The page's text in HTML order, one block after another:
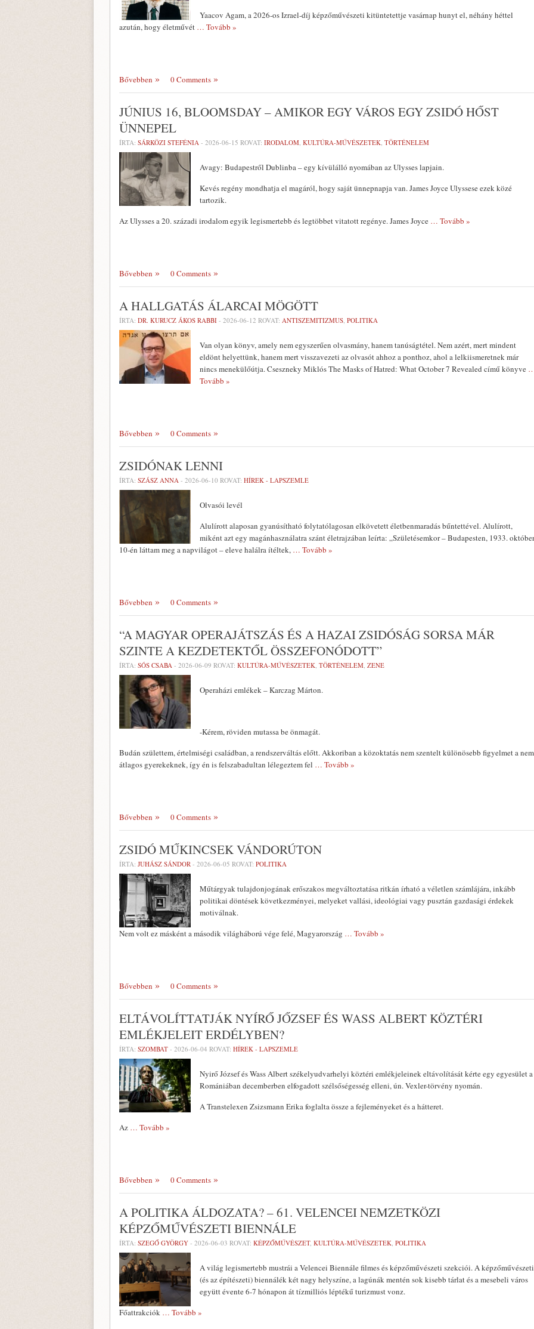
Yaacov Agam, a 2026-os Izrael-díj képzőművészeti kitüntetettje vasárnap hunyt el, néhány héttel
azután, hogy életművét … Tovább »
Bővebben 0 Comments
JÚNIUS 16, BLOOMSDAY – AMIKOR EGY VÁROS EGY ZSIDÓ HŐST
ÜNNEPEL
ÍRTA: SÁRKÖZI STEFÉNIA - 2026-06-15 ROVAT: IRODALOM, KULTÚRA-MŰVÉSZETEK, TÖRTÉNELEM
Avagy: Budapestről Dublinba – egy kívülálló nyomában az Ulysses lapjain.
Kevés regény mondhatja el magáról, hogy saját ünnepnapja van. James Joyce Ulyssese ezek közé
tartozik.
Az Ulysses a 20. századi irodalom egyik legismertebb és legtöbbet vitatott regénye. James Joyce … Tovább »
Bővebben 0 Comments
A HALLGATÁS ÁLARCAI MÖGÖTT
ÍRTA: DR. KURUCZ ÁKOS RABBI - 2026-06-12 ROVAT: ANTISZEMITIZMUS, POLITIKA
Van olyan könyv, amely nem egyszerűen olvasmány, hanem tanúságtétel. Nem azért, mert mindent
eldönt helyettünk, hanem mert visszavezeti az olvasót ahhoz a ponthoz, ahol a lelkiismeretnek már
nincs menekülőútja. Cseszneky Miklós The Masks of Hatred: What October 7 Revealed című könyve
Tovább »
Bővebben 0 Comments
ZSIDÓNAK LENNI
ÍRTA: SZÁSZ ANNA - 2026-06-10 ROVAT: HÍREK - LAPSZEMLE
Olvasói levél
Alulírott alaposan gyanúsítható folytatólagosan elkövetett életbenmaradás bűntettével. Alulírott,
miként azt egy magánhasználatra szánt életrajzában leírta: „Születésemkor – Budapesten, 1933. október
10-én láttam meg a napvilágot – eleve halálra ítéltek, … Tovább »
Bővebben 0 Comments
“A MAGYAR OPERAJÁTSZÁS ÉS A HAZAI ZSIDÓSÁG SORSA MÁR
SZINTE A KEZDETEKTŐL ÖSSZEFONÓDOTT”
ÍRTA: SÓS CSABA - 2026-06-09 ROVAT: KULTÚRA-MŰVÉSZETEK, TÖRTÉNELEM, ZENE
Operaházi emlékek – Karczag Márton.
-Kérem, röviden mutassa be önmagát.
Budán születtem, értelmiségi családban, a rendszerváltás előtt. Akkoriban a közoktatás nem szentelt különösebb figyelmet a nem
átlagos gyerekeknek, így én is felszabadultan lélegeztem fel … Tovább »
Bővebben 0 Comments
ZSIDÓ MŰKINCSEK VÁNDORÚTON
ÍRTA: JUHÁSZ SÁNDOR - 2026-06-05 ROVAT: POLITIKA
Műtárgyak tulajdonjogának erőszakos megváltoztatása ritkán írható a véletlen számlájára, inkább
politikai döntések következményei, melyeket vallási, ideológiai vagy pusztán gazdasági érdekek
motiválnak.
Nem volt ez másként a második világháború vége felé, Magyarország … Tovább »
Bővebben 0 Comments
ELTÁVOLÍTTATJÁK NYÍRŐ JŐZSEF ÉS WASS ALBERT KÖZTÉRI
EMLÉKJELEIT ERDÉLYBEN?
ÍRTA: SZOMBAT - 2026-06-04 ROVAT: HÍREK - LAPSZEMLE
Nyirő József és Wass Albert székelyudvarhelyi köztéri emlékjeleinek eltávolítását kérte egy egyesület a
Romániában decemberben elfogadott szélsőségesség elleni, ún. Vexler-törvény nyomán.
A Transtelexen Zsizsmann Erika foglalta össze a fejleményeket és a hátteret.
Az … Tovább »
Bővebben 0 Comments
A POLITIKA ÁLDOZATA? – 61. VELENCEI NEMZETKÖZI
KÉPZŐMŰVÉSZETI BIENNÁLE
ÍRTA: SZEGŐ GYÖRGY - 2026-06-03 ROVAT: KÉPZŐMŰVÉSZET, KULTÚRA-MŰVÉSZETEK, POLITIKA
A világ legismertebb mustrái a Velencei Biennále filmes és képzőművészeti szekciói. A képzőművészeti
(és az építészeti) biennálék két nagy helyszíne, a lagúnák mentén sok kisebb tárlat és a mesebeli város
együtt évente 6-7 hónapon át tízmilliós léptékű turizmust vonz.
Főattrakciók … Tovább »